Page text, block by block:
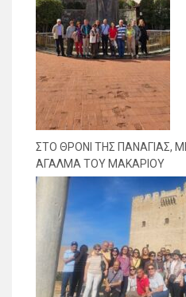
ΣΤΟ ΘΡΟΝΙ ΤΗΣ ΠΑΝΑΓΙΑΣ,
ΑΓΑΛΜΑ ΤΟΥ ΜΑΚΑΡΙΟΥ